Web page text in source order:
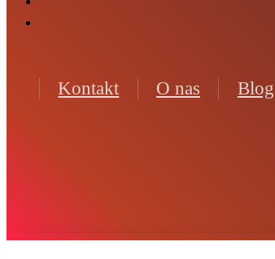
Kontakt O nas Blog